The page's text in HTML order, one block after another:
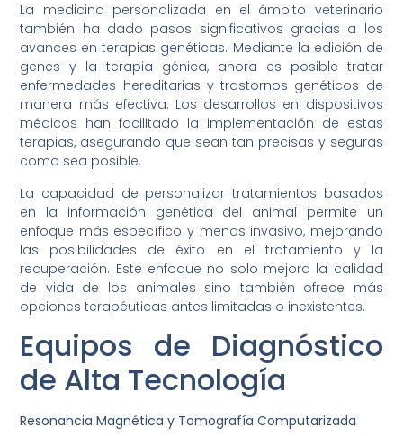
La medicina personalizada en el ámbito veterinario
también ha dado pasos significativos gracias a los
avances en terapias genéticas. Mediante la edición de
genes y la terapia génica, ahora es posible tratar
enfermedades hereditarias y trastornos genéticos de
manera más efectiva. Los desarrollos en dispositivos
médicos han facilitado la implementación de estas
terapias, asegurando que sean tan precisas y seguras
como sea posible.
La capacidad de personalizar tratamientos basados
en la información genética del animal permite un
enfoque más específico y menos invasivo, mejorando
las posibilidades de éxito en el tratamiento y la
recuperación. Este enfoque no solo mejora la calidad
de vida de los animales sino también ofrece más
opciones terapéuticas antes limitadas o inexistentes.
Equipos de Diagnóstico
de Alta Tecnología
Resonancia Magnética y Tomografía Computarizada